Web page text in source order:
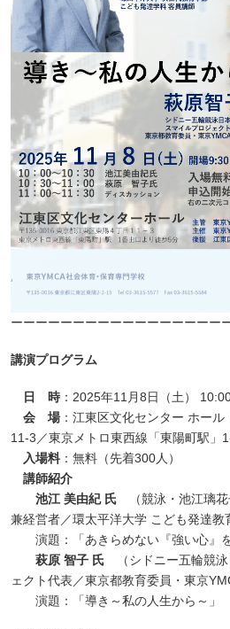
ーーーーーーーーーーーーーーーーー
講演プログラム
日 時 ：2025年11月8日（土）
会 場：江東区文化センター ホール
11-3／東京メトロ東西線「東陽町駅」1
入場料 ：無料（先着300人）
講師紹介
池江 美由紀 氏 （競泳・池江璃花
兼経営者／環太平洋大学 こども発達教
演題：「あきらめない『強い心』を
萩原 智子 氏
（シドニー五輪競
ェクト代表／東京都教育委員・東京
演題：「導き～私の人生から～」